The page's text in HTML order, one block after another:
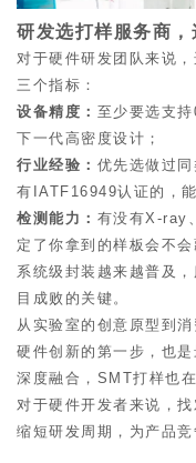
研发选打样服务商
对于硬件研发团队来说
三个指标：
设备精度 ‌： 至少要选支
下一代高密度设计；
行业经验 ‌： 优先选做过
有IATF16949认证的，
检测能力 ‌： 有没有X-ray
定了你拿到的样板会不会
系统级封装越来越普及
目成败的关键。
从实验室的创意原型到
硬件创新的第一步，也
深度融合，SMT打样也
对于硬件开发者来说，
缩短研发周期，为产品竞